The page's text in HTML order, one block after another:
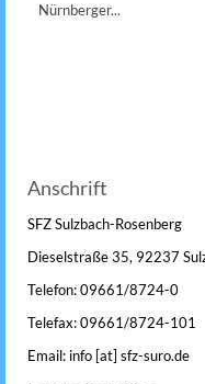
Nürnberger...
Anschrift
SFZ Sulzbach-Rosenberg
Dieselstraße 35, 92237
Telefon: 09661/8724-0
Telefax: 09661/8724-101
Email: info [at] sfz-suro.de